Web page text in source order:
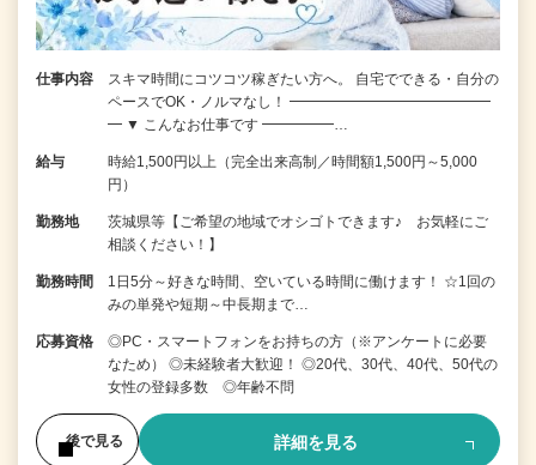
仕事内容
スキマ時間にコツコツ稼ぎたい方へ。 自宅でできる・自分の
ペースでOK・ノルマなし！ ━━━━━━━━━━━━━━
━ ▼ こんなお仕事です ━━━━━…
給与
時給1,500円以上（完全出来高制／時間額1,500円～5,000
円）
勤務地
茨城県等【ご希望の地域でオシゴトできます♪ お気軽にご
相談ください！】
勤務時間
1日5分～好きな時間、空いている時間に働けます！ ☆1回の
みの単発や短期～中長期まで…
応募資格
◎PC・スマートフォンをお持ちの方（※アンケートに必要
なため） ◎未経験者大歓迎！ ◎20代、30代、40代、50代の
女性の登録多数 ◎年齢不問
後で見る 詳細を見る